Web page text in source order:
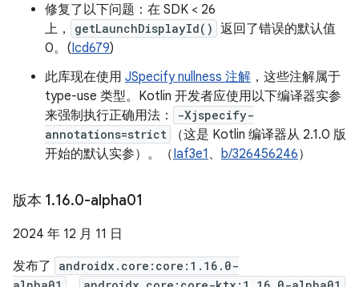
修复了以下问题：在 SDK < 26
上，
getLaunchDisplayId() 返回了错误的默认值
0。(Icd679)
此库现在使用 JSpecify nullness 注解 ，这些注解属于
type-use 类型。Kotlin 开发者应使用以下编译器实参
来强制执行正确用法：
-Xjspecify-
annotations=strict
（这是 Kotlin 编译器从 2.1.0 版
开始的默认实参）。（Iaf3e1 、 b/326456246）
版本 1.16.0-alpha01
2024 年 12 月 11 日
发布了
androidx.core:core:1.16.0-